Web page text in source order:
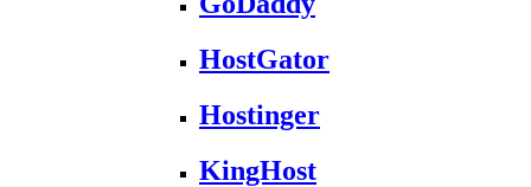
HostGator
Hostinger
KingHost